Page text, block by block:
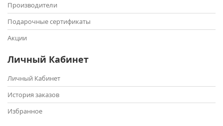
Производители
Подарочные сертификаты
Акции
Личный Кабинет
Личный Кабинет
История заказов
Избранное